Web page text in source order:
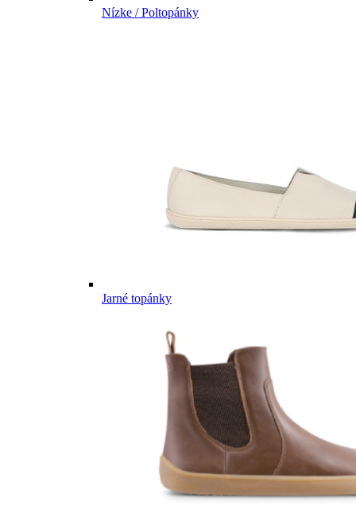
Nízke / Poltopánky
Jarné topánky